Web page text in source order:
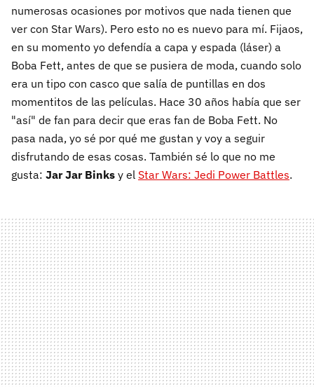
numerosas ocasiones por motivos que nada tienen que
ver con Star Wars). Pero esto no es nuevo para mí. Fijaos,
en su momento yo defendía a capa y espada (láser) a
Boba Fett, antes de que se pusiera de moda, cuando solo
era un tipo con casco que salía de puntillas en dos
momentitos de las películas. Hace 30 años había que ser
"así" de fan para decir que eras fan de Boba Fett. No
pasa nada, yo sé por qué me gustan y voy a seguir
disfrutando de esas cosas. También sé lo que no me
gusta: Jar Jar Binks y el Star Wars: Jedi Power Battles.